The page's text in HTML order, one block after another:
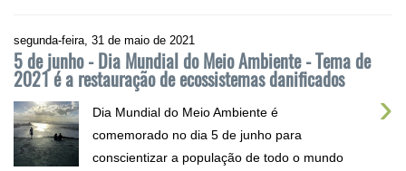
segunda-feira, 31 de maio de 2021
5 de junho - Dia Mundial do Meio Ambiente - Tema de
2021 é a restauração de ecossistemas danificados
›
Dia Mundial do Meio Ambiente é
comemorado no dia 5 de junho para
conscientizar a população de todo o mundo